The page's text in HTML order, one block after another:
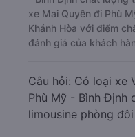
xe Mai Quyên đi Phù
Khánh Hòa với điểm
đánh giá của khách
Câu hỏi: Có loại xe
Phù Mỹ - Bình Định
limousine phòng